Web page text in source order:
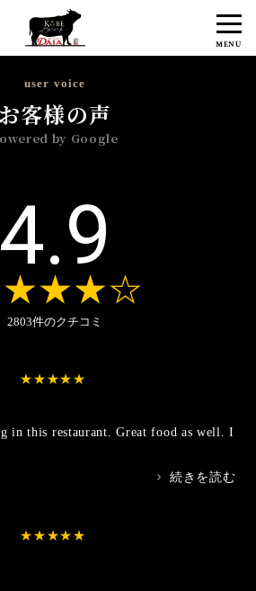
MENU
イア 雷門東店 2024年
user voice
お客様の声
by Google
4.9
2803件のクチコミ
in this restaurant. Great food as well. I
>
続きを読む